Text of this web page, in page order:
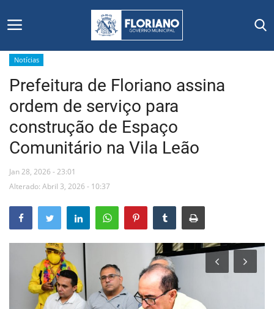
Início
Editais
Floriano
Secretarias e Órgãos
Mural de Licitações
Vídeos
Webmail
Notícias
Prefeitura de Floriano assina
ordem de serviço para
construção de Espaço
Comunitário na Vila Leão
Jan 28, 2026 - 23:01
Alterado: Abril 3, 2026 - 10:37